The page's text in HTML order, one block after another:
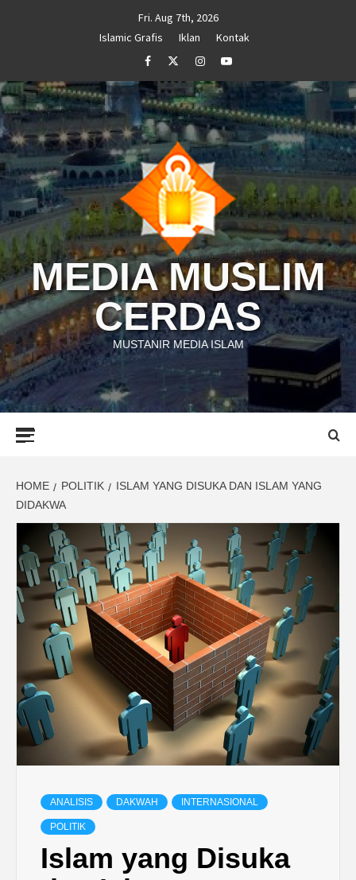
Fri. Aug 7th, 2026
Islamic Grafis
Iklan
Kontak
FacebookTwitterInstagramYoutube
MEDIA MUSLIM
CERDAS
MUSTANIR MEDIA ISLAM
HOME POLITIK
ISLAM YANG DISUKA DAN ISLAM YANG
DIDAKWA
ANALISIS DAKWAH INTERNASIONAL
POLITIK
Islam yang Disuka